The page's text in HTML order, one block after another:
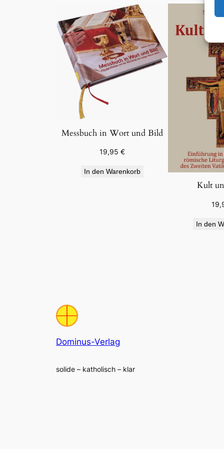
Messbuch in Wort und Bild
19,95 €
In den Warenkorb
Kult
In den
Dominus-Verlag
solide – katholisch – klar